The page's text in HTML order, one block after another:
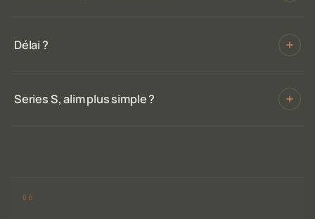
Délai ?
Series S, alim plus simple ?